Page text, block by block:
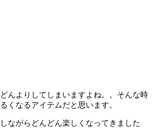
んよりしてしまいますよね。。そんな時
くなるアイテムだと思います。
ながらどんどん楽しくなってきました